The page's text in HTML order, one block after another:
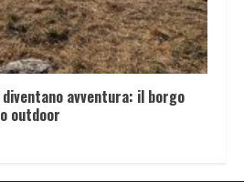
avventura: il borgo
outdoor